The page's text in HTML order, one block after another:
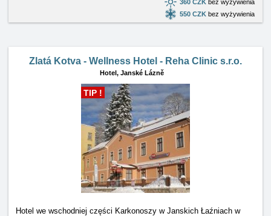
360 CZK bez wyżywienia
550 CZK bez wyżywienia
Zlatá Kotva - Wellness Hotel - Reha Clinic s.r.o.
Hotel, Janské Lázně
TIP !
Hotel we wschodniej części Karkonoszy w Janskich Łaźniach w